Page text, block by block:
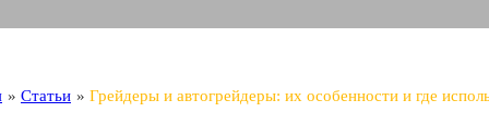
» Статьи » Грейдеры и автогрейдеры: их особенности и где